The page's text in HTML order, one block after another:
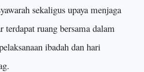
sekaligus upaya menjaga
terdapat ruang bersama dalam
ibadah dan hari